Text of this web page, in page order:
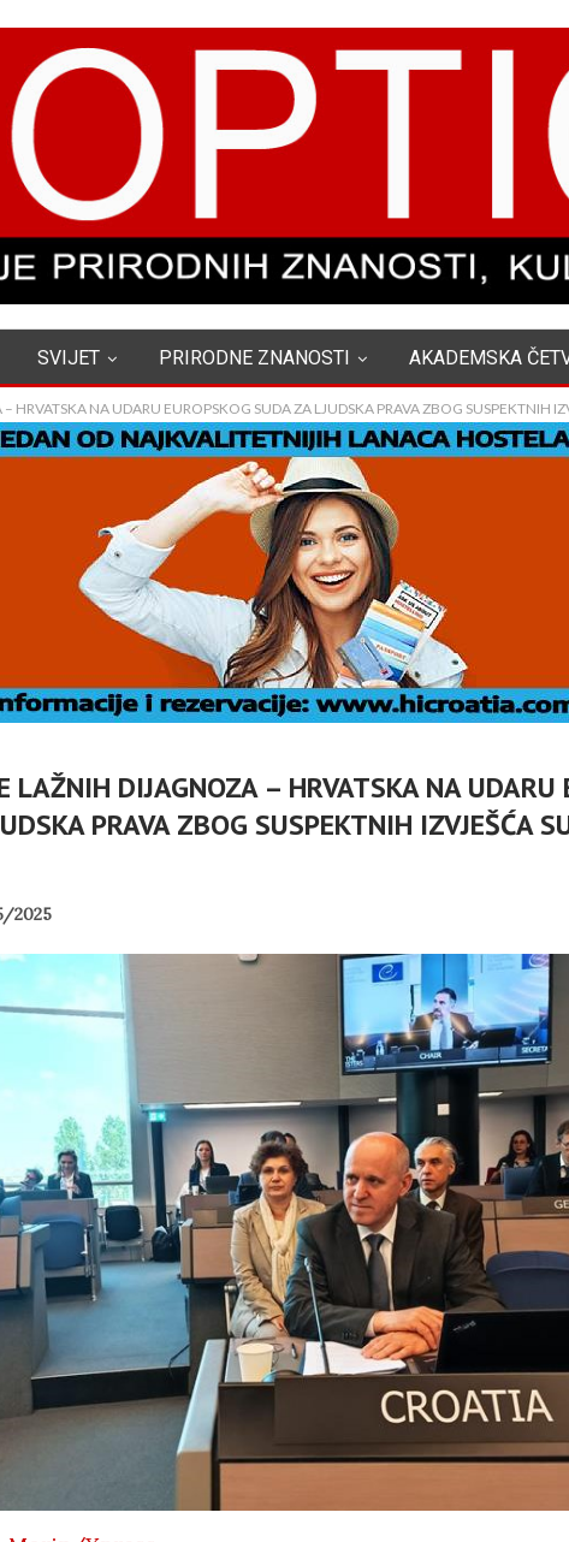
SVIJET PRIRODNE ZNANOSTI AKADEMSKA
HRVATSKA NA UDARU EUROPSKOG SUDA ZA LJUDSKA PRAVA ZBOG SUSPEKTNIH
LAŽNIH DIJAGNOZA – HRVATSKA NA UDARU
PRAVA ZBOG SUSPEKTNIH IZVJEŠĆA
2025
TKO
U
02/08/2026
TURIZAM
08/2026
KASTU
MANJAK
I
KONTROLOM
POLITIKE
08/2026
RAKIĆ
30/07/2026
HRVATSKA MEĐU
VODEĆIM ZEMLJAMA
EU PO KUPNJI E-
KNJIGA I
AUDIOKNJIGA
29/07/2026
TKO JE KANDIDAT ZA
PREDSJEDNIKA HOO?
29/07/2026
PETRINJA BOGATIJA
ZA OSAM
NOVOIZGRAĐENIH
STAMBENIH
OBJEKATA SA 152…
28/07/2026
DSHV IZMEĐU
05/